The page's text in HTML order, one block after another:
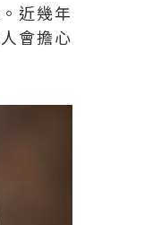
近幾年
會擔心